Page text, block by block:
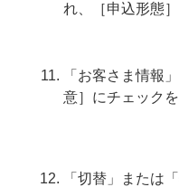
れ、［申込形態
「お客さま情報
意］にチェック
「切替」または